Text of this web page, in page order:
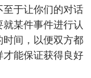
于让你们的对话
某件事件进行认
间，以便双方都
能保证获得良好